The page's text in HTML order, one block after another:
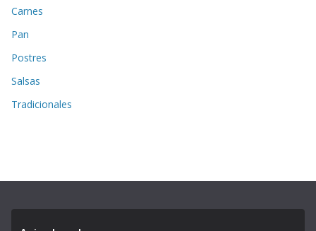
Carnes
Pan
Postres
Salsas
Tradicionales